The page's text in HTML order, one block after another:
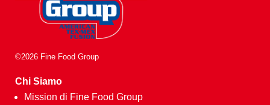
©2026 Fine Food Group
Chi Siamo
Mission di Fine Food Group